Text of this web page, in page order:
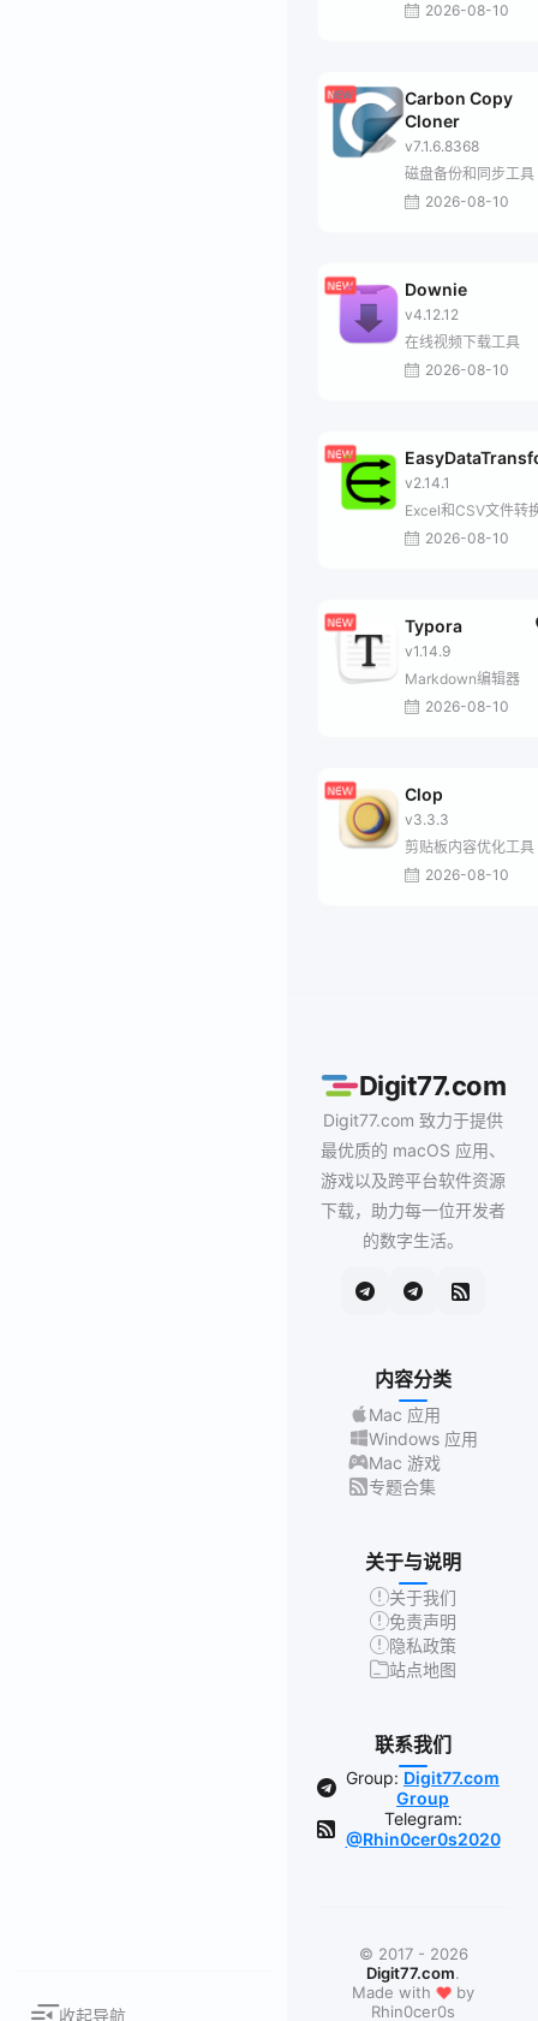
收起导航
2026-08-10
Carbon Copy
Cloner
v7.1.6.8368
磁盘备份和同步工具
2026-08-10
Downie
v4.12.12
在线视频下载工具
2026-08-10
v2.14.1
Excel和CSV文件转
2026-08-10
Typora
v1.14.9
Markdown编辑器
2026-08-10
Clop
v3.3.3
剪贴板内容优化工具
2026-08-10
Digit77.com
Digit77.com 致力于提供
最优质的 macOS 应用、
游戏以及跨平台软件资源
下载，助力每一位开发者
的数字生活。
内容分类
Mac 应用
Windows 应用
Mac 游戏
专题合集
关于与说明
关于我们
免责声明
隐私政策
站点地图
联系我们
Group: Digit77.com
Group
Telegram:
@Rhin0cer0s2020
© 2017 - 2026
Digit77.com.
Made with ❤ by
Rhin0cer0s